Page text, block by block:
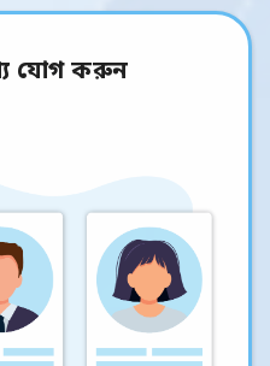
যোগ করুন